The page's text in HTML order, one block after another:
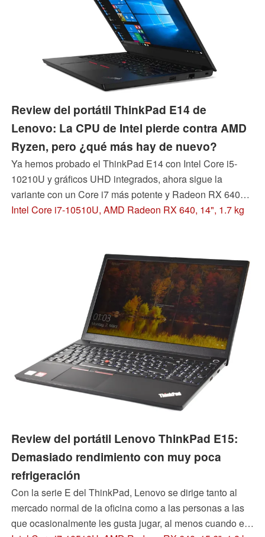
Review del portátil ThinkPad E14 de
Lenovo: La CPU de Intel pierde contra AMD
Ryzen, pero ¿qué más hay de nuevo?
Ya hemos probado el ThinkPad E14 con Intel Core i5-
10210U y gráficos UHD integrados, ahora sigue la
variante con un Core i7 más potente y Radeon RX 640
dedicado. Sin embargo, ya se ha lanzado la segunda
seguirá más adelante.
Intel Core i7-10510U, AMD Radeon RX 640, 14", 1.7 kg
Review del portátil Lenovo ThinkPad E15:
Demasiado rendimiento con muy poca
refrigeración
Con la serie E del ThinkPad, Lenovo se dirige tanto al
mercado normal de la oficina como a las personas a las
que ocasionalmente les gusta jugar, al menos cuando el